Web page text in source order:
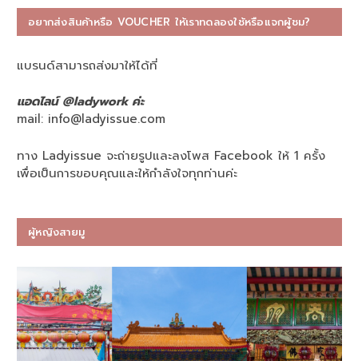
อยากส่งสินค้าหรือ VOUCHER ให้เราทดลองใช้หรือแจกผู้ชม?
แบรนด์สามารถส่งมาให้ได้ที่
แอดไลน์ @ladywork ค่ะ
mail: info@ladyissue.com
ทาง Ladyissue จะถ่ายรูปและลงโพส Facebook ให้ 1 ครั้ง
เพื่อเป็นการขอบคุณและให้กำลังใจทุกท่านค่ะ
ผู้หญิงสายมู